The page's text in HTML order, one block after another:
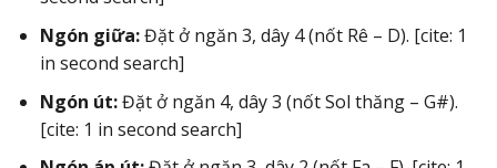
Ngón giữa:Đặt ở ngăn 3, dây 4 (nốt Rê – D). [cite: 1
in second search]
Ngón út:Đặt ở ngăn 4, dây 3 (nốt Sol thăng – G#).
[cite: 1 in second search]